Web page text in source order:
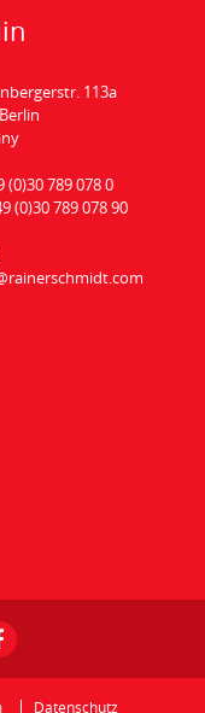
113a
(0)30 789 078 0
(0)30 789 078 90
Datenschutz